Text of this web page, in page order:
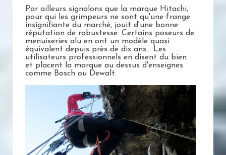
Par ailleurs signalons que la marque Hitachi,
pour qui les grimpeurs ne sont qu'une frange
insignifiante du marché, jouit d'une bonne
réputation de robustesse. Certains poseurs de
menuiseries alu en ont un modèle quasi
équivalent depuis près de dix ans... Les
utilisateurs professionnels en disent du bien
et placent la marque au dessus d'enseignes
comme Bosch ou Dewalt.